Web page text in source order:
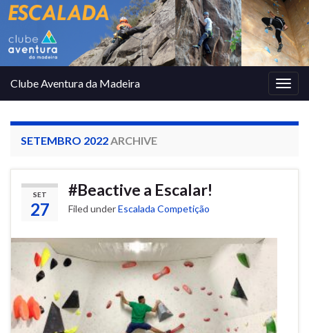
Clube Aventura da Madeira
SETEMBRO 2022 ARCHIVE
SET
27
#Beactive a Escalar!
Filed underEscalada Competição